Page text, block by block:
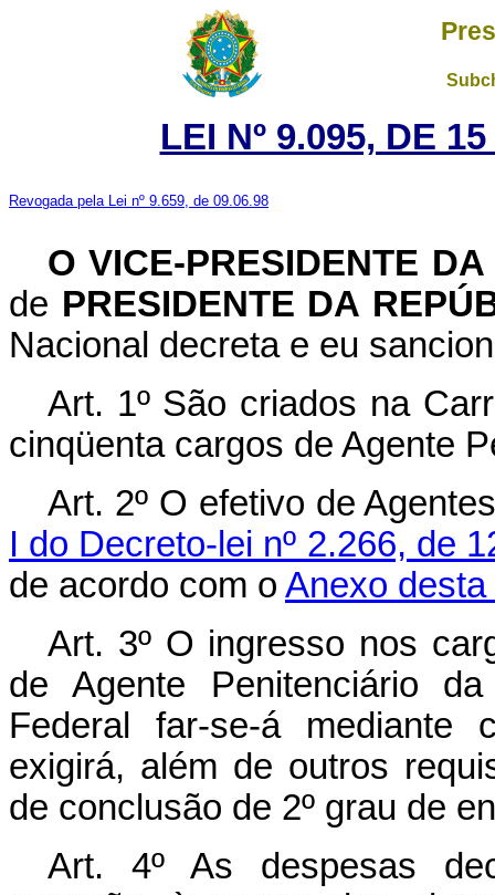
LEI Nº 9.095, DE
Revogada pela Lei nº 9.659, de 09.06.98
O VICE-PRESIDENTE
de PRESIDENTE DA
Nacional decreta e eu
Art. 1º São criados na
cinqüenta cargos de Agente
Art. 2º O efetivo de
I do Decreto-lei nº 2.266, de
de acordo com o Anexo desta
Art. 3º O ingresso nos
de Agente Penitenciário
Federal far-se-á
exigirá, além de outros
de conclusão de 2º grau de
Art. 4º As despesas